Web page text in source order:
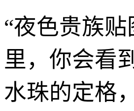
“夜色贵族
里，你会看
水珠的定格